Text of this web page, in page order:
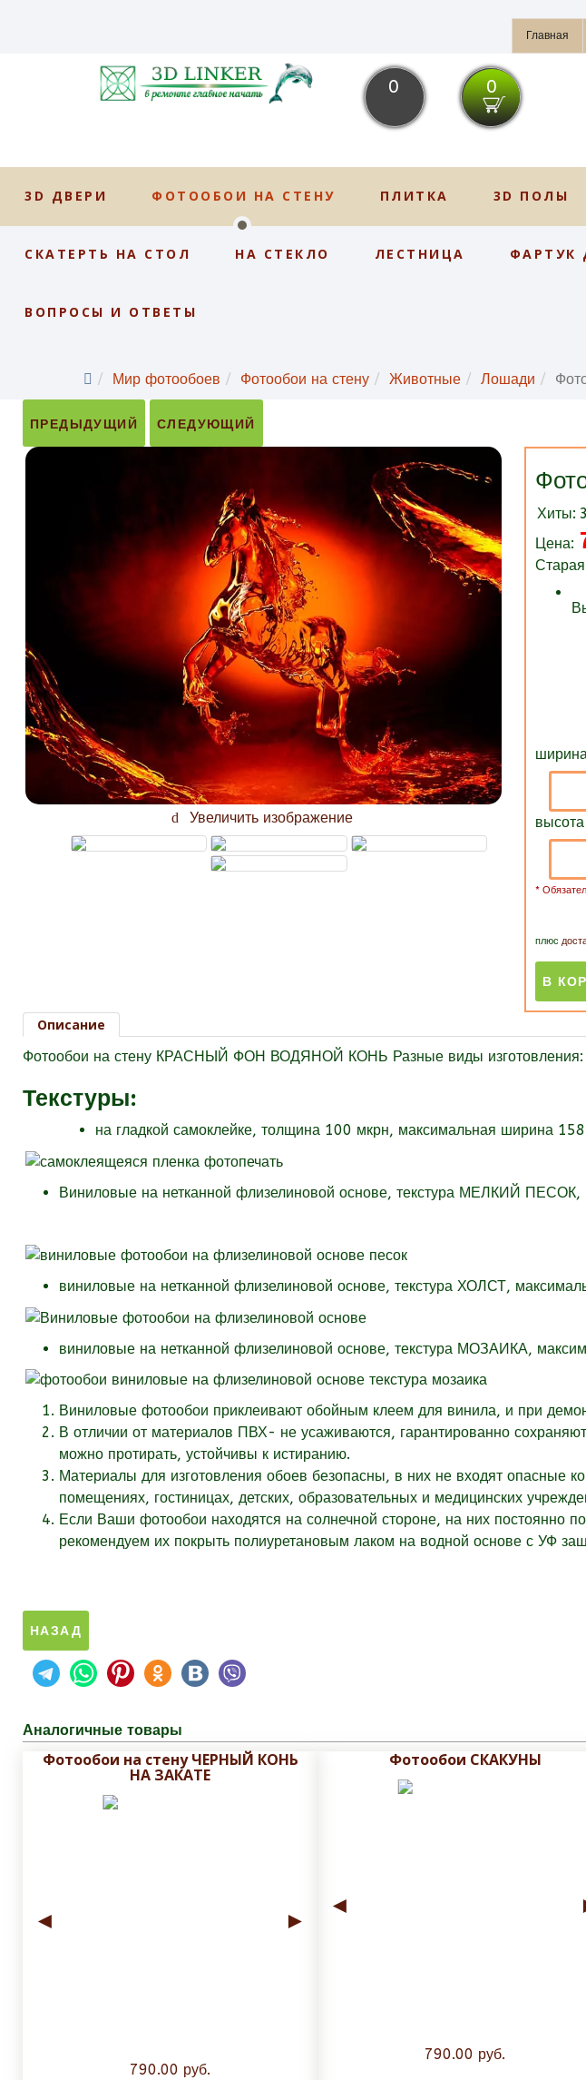
Главная
0 0
3D ДВЕРИ ФОТООБОИ НА СТЕНУ ПЛИТКА 3D ПОЛЫ
СКАТЕРТЬ НА СТОЛ НА СТЕКЛО ЛЕСТНИЦА ФАРТУК
ВОПРОСЫ И ОТВЕТЫ
Мир фотообоев Фотообои на стену Животные Лошади
ПРЕДЫДУЩИЙ СЛЕДУЮЩИЙ
Увеличить изображение
Хиты:
Цена:
*
плюс
Описание
Фотообои на стену КРАСНЫЙ ФОН ВОДЯНОЙ КОНЬ Разные виды изготовления:
Текстуры:
на гладкой самоклейке, толщина 100 мкрн, максимальная ширина
Виниловые на нетканной флизелиновой основе, текстура МЕЛКИЙ
виниловые на нетканной флизелиновой основе, текстура ХОЛСТ,
виниловые на нетканной флизелиновой основе, текстура МОЗАИКА,
Виниловые фотообои приклеивают обойным клеем для винила, и при
В отличии от материалов ПВХ- не усаживаются, гарантированно
можно протирать, устойчивы к истиранию.
Материалы для изготовления обоев безопасны, в них не входят опасные
помещениях, гостиницах, детских, образовательных и медицинских
Если Ваши фотообои находятся на солнечной стороне, на них постоянно
рекомендуем их покрыть полиуретановым лаком на водной основе с УФ
Аналогичные товары
Фотообои на стену ЧЕРНЫЙ КОНЬ
НА ЗАКАТЕ
◄ ►
790.00 руб.
Фотообои СКАКУНЫ
◄
790.00 руб.